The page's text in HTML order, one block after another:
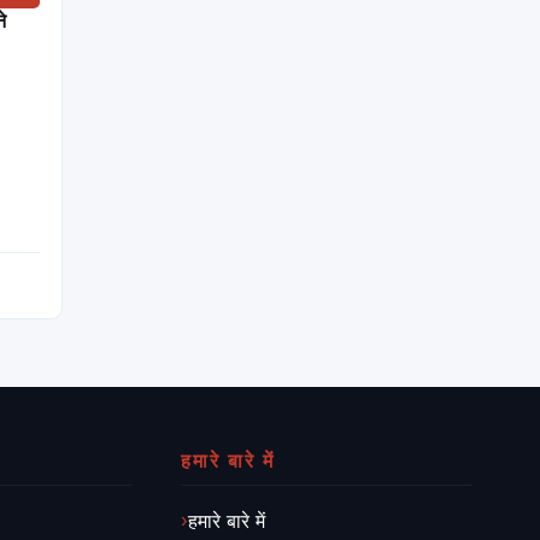
हमारे बारे में
हमारे बारे में